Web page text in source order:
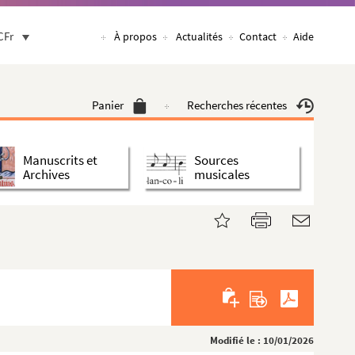
À propos Actualités Contact Aide
Panier Recherches récentes
Manuscrits et
Archives
Sources
musicales
Modifié le : 10/01/2026